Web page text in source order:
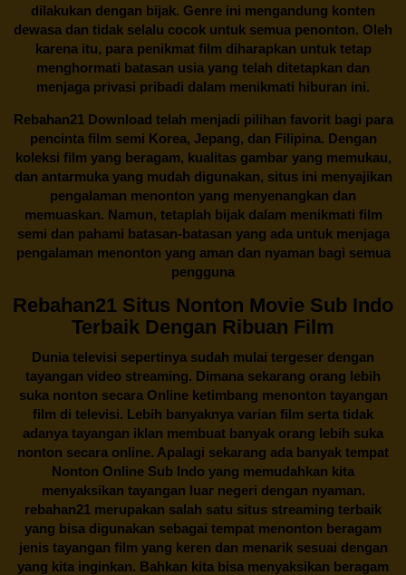
dilakukan dengan bijak. Genre ini mengandung konten
dewasa dan tidak selalu cocok untuk semua penonton. Oleh
karena itu, para penikmat film diharapkan untuk tetap
menghormati batasan usia yang telah ditetapkan dan
menjaga privasi pribadi dalam menikmati hiburan ini.
Rebahan21Download telah menjadi pilihan favorit bagi para
pencinta film semi Korea, Jepang, dan Filipina. Dengan
koleksi film yang beragam, kualitas gambar yang memukau,
dan antarmuka yang mudah digunakan, situs ini menyajikan
pengalaman menonton yang menyenangkan dan
memuaskan. Namun, tetaplah bijak dalam menikmati film
semi dan pahami batasan-batasan yang ada untuk menjaga
pengalaman menonton yang aman dan nyaman bagi semua
pengguna
Rebahan21 Situs Nonton Movie Sub Indo
Terbaik Dengan Ribuan Film
Dunia televisi sepertinya sudah mulai tergeser dengan
tayangan video streaming. Dimana sekarang orang lebih
suka nonton secara Online ketimbang menonton tayangan
film di televisi. Lebih banyaknya varian film serta tidak
adanya tayangan iklan membuat banyak orang lebih suka
nonton secara online. Apalagi sekarang ada banyak tempat
Nonton Online Sub Indo yang memudahkan kita
menyaksikan tayangan luar negeri dengan nyaman.
rebahan21 merupakan salah satu situs streaming terbaik
yang bisa digunakan sebagai tempat menonton beragam
jenis tayangan film yang keren dan menarik sesuai dengan
yang kita inginkan. Bahkan kita bisa menyaksikan beragam